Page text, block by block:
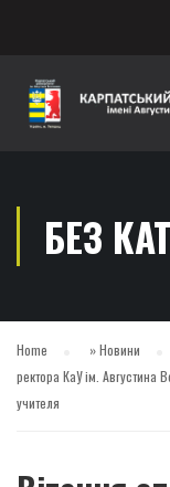
БЕЗ
Home »Новини
ректора КаУ ім. Августина
учителя